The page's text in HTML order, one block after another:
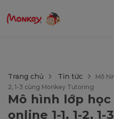
Trang chủ Tin tức
Mô
2, 1-3 cùng Monkey Tutoring
Mô hình lớp
online 1-1, 1-2,